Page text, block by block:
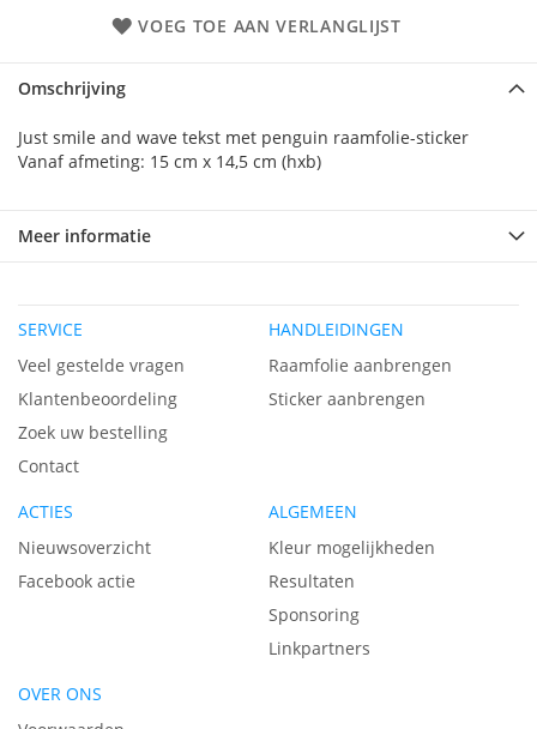
VOEG TOE AAN VERLANGLIJST
Omschrijving
Just smile and wave tekst met penguin raamfolie-sticker
Vanaf afmeting: 15 cm x 14,5 cm (hxb)
Meer informatie
SERVICE
Veel gestelde vragen
Klantenbeoordeling
Zoek uw bestelling
Contact
HANDLEIDINGEN
Raamfolie aanbrengen
Sticker aanbrengen
ACTIES
Nieuwsoverzicht
Facebook actie
ALGEMEEN
Kleur mogelijkheden
Resultaten
Sponsoring
Linkpartners
OVER ONS